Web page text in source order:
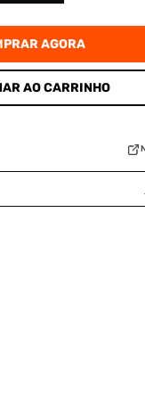
AGORA
AO CARRINHO